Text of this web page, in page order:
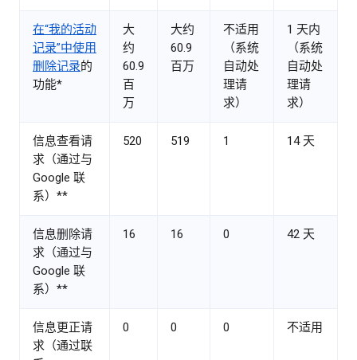
在“我的活动
记录”中使用
删除记录的
功能*
大
约
60.9
百
万
大约
60.9
百万
不适用
（系统
自动处
理请
求）
1 天内
（系统
自动处
理请
求）
信息查看请
求（通过与
Google 联
系）**
520 519 1 14 天
信息删除请
求（通过与
Google 联
系）**
16 16 0 42 天
信息更正请
求（通过联
0 0 0 不适用